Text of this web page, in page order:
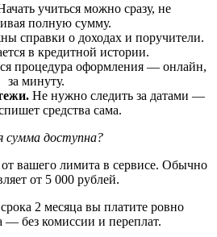
учиться можно сразу, не
полную сумму.
справки о доходах и поручители.
в кредитной истории.
процедура оформления — онлайн,
за минуту.
Не нужно следить за датами —
средства сама.
сумма доступна?
от вашего лимита в сервисе. Обычно
от 5 000 рублей.
2 месяца вы платите ровно
— без комиссии и переплат.